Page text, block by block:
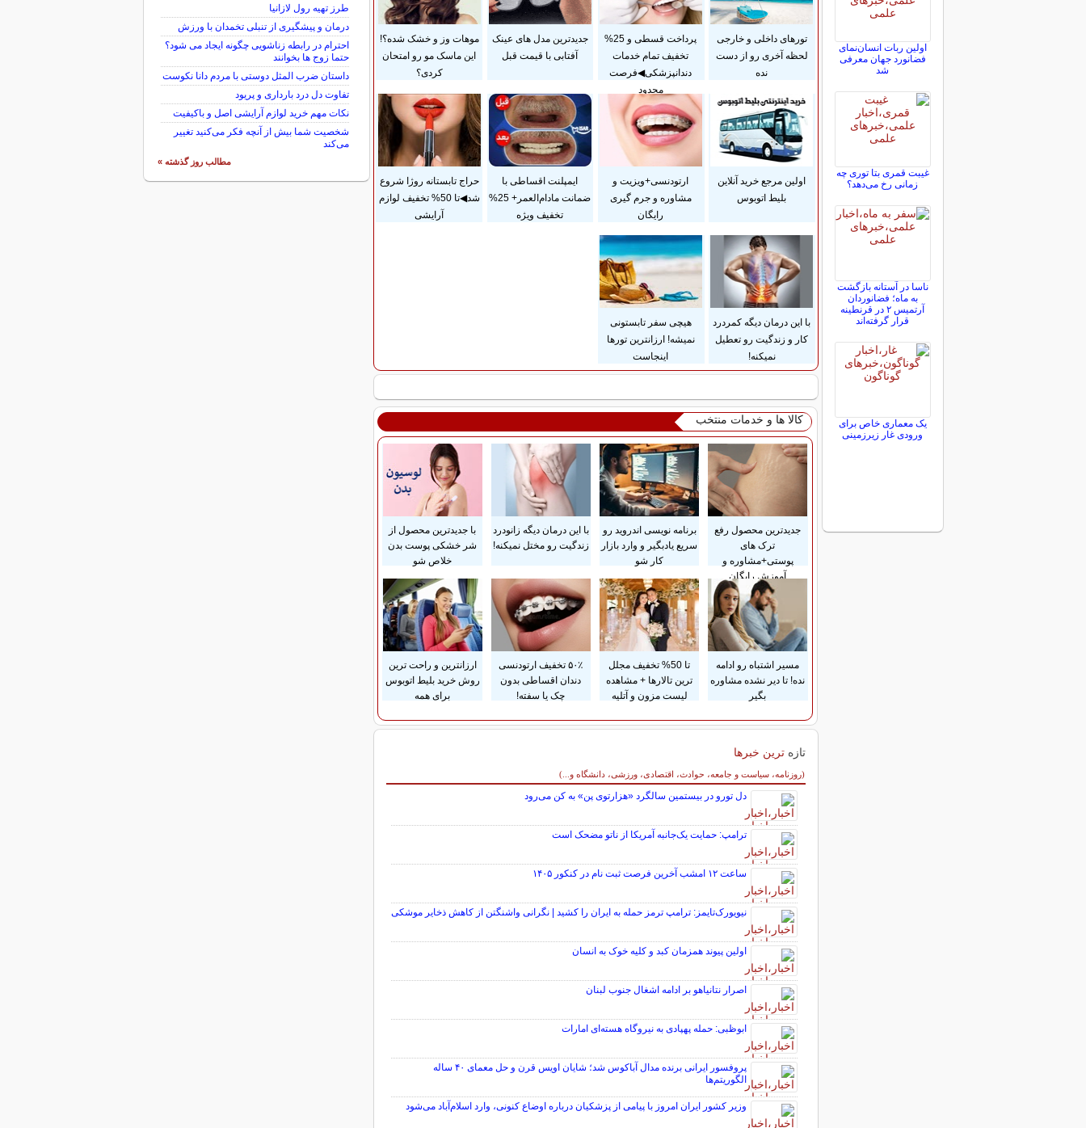
تورهای داخلی و خارجی
لحظه آخری رو از دست
نده
پرداخت قسطی و 25%
تخفیف تمام خدمات
دندانپزشکی◀فرصت
محدود
جدیدترین مدل های عینک
آفتابی با قیمت قبل
موهات وز و خشک شده؟!
این ماسک مو رو امتحان
کردی؟
اولین مرجع خرید آنلاین
بلیط اتوبوس
ارتودنسی+ویزیت و
مشاوره و جرم گیری
رایگان
ایمپلنت اقساطی با
ضمانت مادام‌العمر+ 25%
تخفیف ویژه
حراج تابستانه روژا شروع
شد◀تا 50% تخفیف لوازم
آرایشی
با این درمان دیگه کمردرد
کار و زندگیت رو تعطیل
نمیکنه!
هیچی سفر تابستونی
نمیشه! ارزانترین تورها
اینجاست
کالا ها و خدمات منتخب
جدیدترین محصول رفع
ترک های
پوستی+مشاوره و
آموزش رایگان
برنامه نویسی اندروید رو
سریع یادبگیر و وارد بازار
کار شو
با این درمان دیگه زانودرد
زندگیت رو مختل نمیکنه!
با جدیدترین محصول از
شر خشکی پوست بدن
خلاص شو
مسیر اشتباه رو ادامه
نده! تا دیر نشده مشاوره
بگیر
تا 50% تخفیف مجلل
ترین تالارها + مشاهده
لیست مزون و آتلیه
۵۰٪ تخفیف ارتودنسی
دندان اقساطی بدون
چک یا سفته!
ارزانترین و راحت ترین
روش خرید بلیط اتوبوس
برای همه
تازه ترین خبرها
(روزنامه، سیاست و جامعه، حوادث، اقتصادی، ورزشی، دانشگاه و...)
سایر خبرهای داغ
دل تورو در بیستمین سالگرد «هزارتوی پن» به کن می‌رود
ترامپ: حمایت یک‌جانبه آمریکا از ناتو مضحک است
ساعت ۱۲ امشب آخرین فرصت ثبت نام در کنکور ۱۴۰۵
نیویورک‌تایمز: ترامپ ترمز حمله به ایران را کشید | نگرانی واشنگتن از کاهش ذخایر موشکی
اولین پیوند همزمان کبد و کلیه خوک به انسان
اصرار نتانیاهو بر ادامه اشغال جنوب لبنان
ابوظبی: حمله پهپادی به نیروگاه هسته‌ای امارات
پروفسور ایرانی برنده مدال آباکوس شد؛ شایان اویس قرن و حل معمای ۴۰ ساله
الگوریتم‌ها
وزیر کشور ایران امروز با پیامی از پزشکیان درباره اوضاع کنونی، وارد اسلام‌آباد می‌شود
اولین ربات انسان‌نمای
فضانورد جهان معرفی
شد
غیبت قمری بتا توری چه
زمانی رخ می‌دهد؟
ناسا در آستانه بازگشت
به ماه؛ فضانوردان
آرتمیس ۲ در قرنطینه
قرار گرفته‌اند
یک معماری خاص برای
ورودی غار زیرزمینی
طرز تهیه رول لازانیا
درمان و پیشگیری از تنبلی تخمدان با ورزش
احترام در رابطه زناشویی چگونه ایجاد می شود؟
حتما زوج ها بخوانند
داستان ضرب المثل دوستی با مردم دانا نكوست
تفاوت دل درد بارداری و پریود
نکات مهم خرید لوازم آرایشی اصل و باکیفیت
شخصیت شما بیش از آنچه فکر می‌کنید تغییر
می‌کند
مطالب روز گذشته »